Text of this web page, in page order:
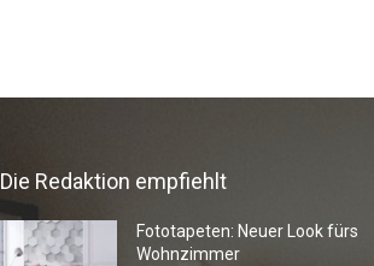
Die Redaktion empfiehlt
Fototapeten: Neuer Look fürs
Wohnzimmer